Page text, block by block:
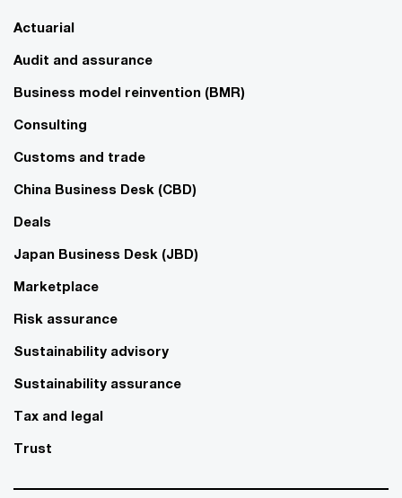
Actuarial
Audit and assurance
Business model reinvention (BMR)
Consulting
Customs and trade
China Business Desk (CBD)
Deals
Japan Business Desk (JBD)
Marketplace
Risk assurance
Sustainability advisory
Sustainability assurance
Tax and legal
Trust